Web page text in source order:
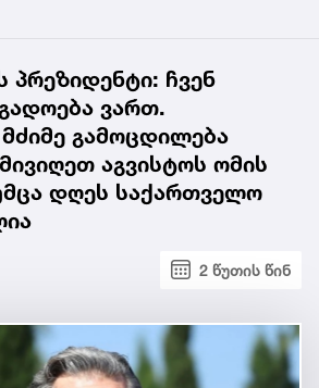
პრეზიდენტი: ჩვენ
ვართ.
გამოცდილება
აგვისტოს ომის
დღეს საქართველო
2 წუთის წინ